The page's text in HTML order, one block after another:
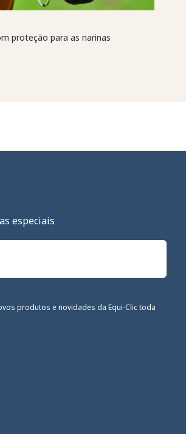
proteção para as narinas
especiais
produtos e novidades da Equi-Clic toda